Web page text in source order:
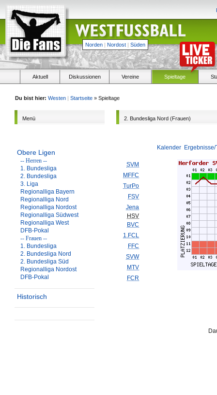
Norden | Nordost | Süden
Aktuell Diskussionen Vereine Spieltage
Du bist hier: Westen | Startseite » Spieltage
Menü
Obere Ligen
-- Herren --
1. Bundesliga
2. Bundesliga
3. Liga
Regionalliga Bayern
Regionalliga Nord
Regionalliga Nordost
Regionalliga Südwest
Regionalliga West
DFB-Pokal
-- Frauen --
1. Bundesliga
2. Bundesliga Nord
2. Bundesliga Süd
Regionalliga Nordost
DFB-Pokal
Historisch
2. Bundesliga Nord (Frauen)
Kalender
SVM
MFFC
TurPo
FSV
Jena
HSV
BVC
1.FCL
FFC
SVW
MTV
FCR